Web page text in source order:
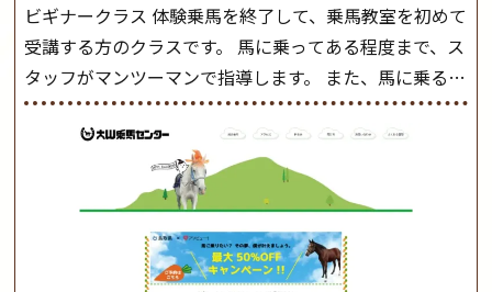
ビギナークラス 体験乗馬を終了して、乗馬教室を初めて
受講する方のクラスです。 馬に乗ってある程度まで、ス
タッフがマンツーマンで指導します。 また、馬に乗るだ
けでなく、馬の手入れや馬装（鞍などを装着する） も
このクラスで把握し、「馬に触れること」にも慣れてい
きましょう。 スタートクラス ビギナークラスで単独で
軽速歩(けいはやあし)ができるようになったら スタート
クラスへ。 グループレッスンで馬のスピードを調整し
ながら 軽速歩・正反撞(せいはんどう)を学びます。 安定